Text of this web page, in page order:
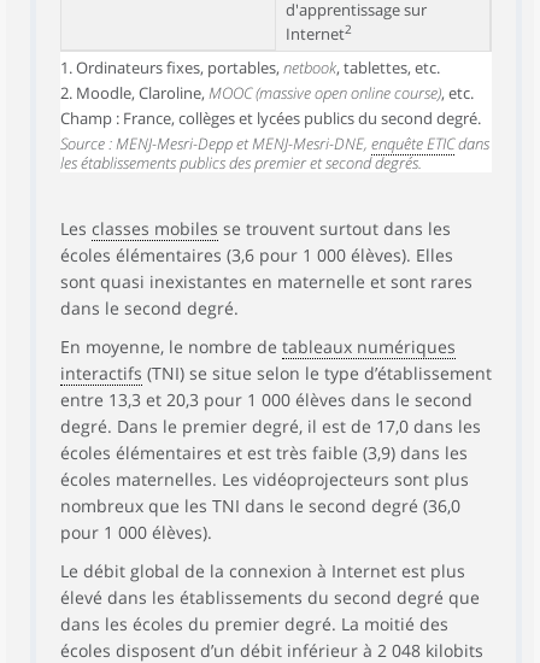
d'apprentissage sur
Internet2
1. Ordinateurs fixes, portables, netbook, tablettes, etc.
2. Moodle, Claroline, MOOC (massive open online course), etc.
Champ : France, collèges et lycées publics du second degré.
Source : MENJ-Mesri-Depp et MENJ-Mesri-DNE, enquête ETICdans
les établissements publics des premier et second degrés.
Les classes mobiles se trouvent surtout dans les
écoles élémentaires (3,6 pour 1 000 élèves). Elles
sont quasi inexistantes en maternelle et sont rares
dans le second degré.
En moyenne, le nombre de tableaux numériques
interactifs (TNI) se situe selon le type d’établissement
entre 13,3 et 20,3 pour 1 000 élèves dans le second
degré. Dans le premier degré, il est de 17,0 dans les
écoles élémentaires et est très faible (3,9) dans les
écoles maternelles. Les vidéoprojecteurs sont plus
nombreux que les TNI dans le second degré (36,0
pour 1 000 élèves).
Le débit global de la connexion à Internet est plus
élevé dans les établissements du second degré que
dans les écoles du premier degré. La moitié des
écoles disposent d’un débit inférieur à 2 048 kilobits